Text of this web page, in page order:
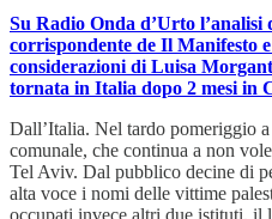
Su Radio Onda d’Urto
corrispondente de Il Manifesto
considerazioni di Luisa
tornata in Italia dopo 2 mesi in
Dall’Italia. Nel tardo pomeriggio a
comunale, che continua a non
Tel Aviv. Dal pubblico decine di
alta voce i nomi delle vittime
occupati invece altri due istituti, il